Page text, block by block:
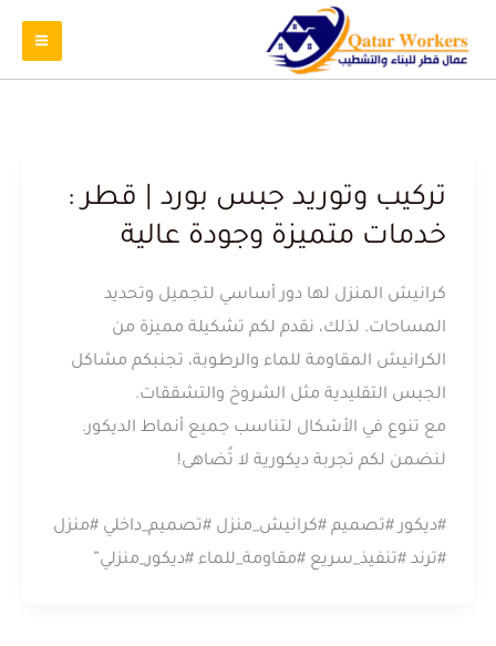
تركيب وتوريد جبس بورد | قطر :
خدمات متميزة وجودة عالية
كرانيش المنزل لها دور أساسي لتجميل وتحديد
المساحات. لذلك، نقدم لكم تشكيلة مميزة من
الكرانيش المقاومة للماء والرطوبة، تجنبكم مشاكل
الجبس التقليدية مثل الشروخ والتشققات.
مع تنوع في الأشكال لتناسب جميع أنماط الديكور.
لنضمن لكم تجربة ديكورية لا تُضاهى!
#ديكور #تصميم #كرانيش_منزل #تصميم_داخلي #منزل
#ترند #تنفيذ_سريع #مقاومة_للماء #ديكور_منزلي”